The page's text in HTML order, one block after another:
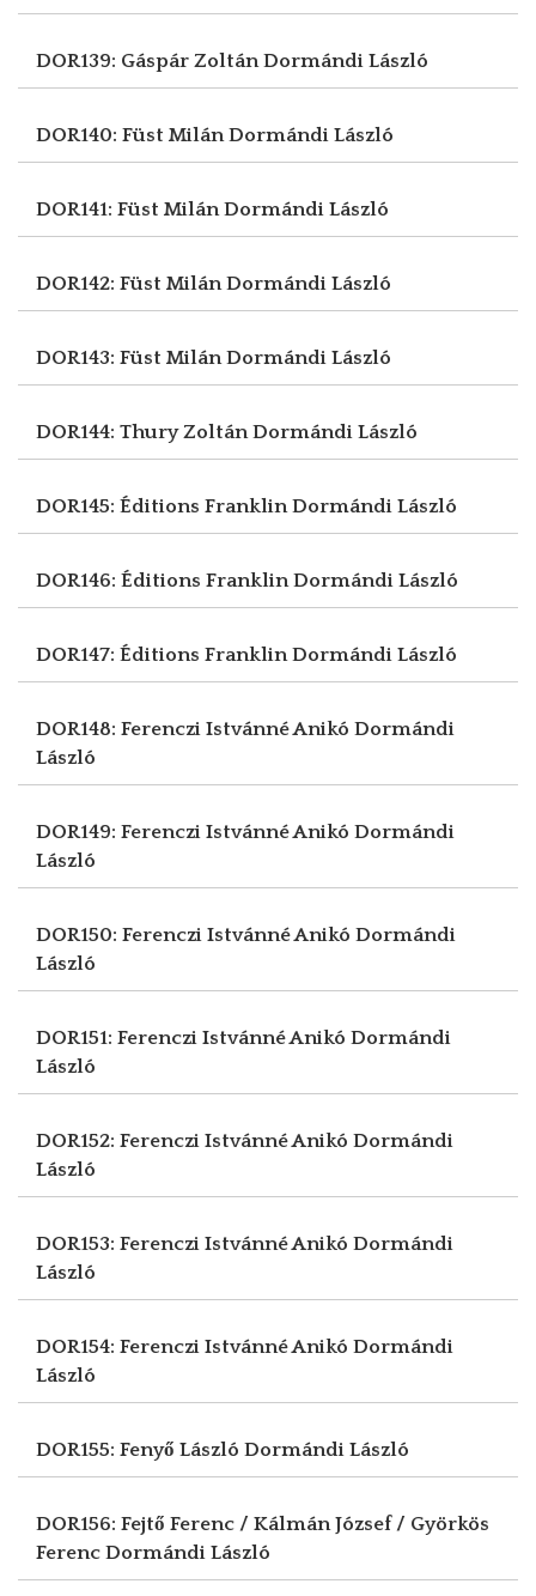
DOR139: Gáspár ZoltánDormándi László
DOR140: Füst MilánDormándi László
DOR141: Füst MilánDormándi László
DOR142: Füst MilánDormándi László
DOR143: Füst MilánDormándi László
DOR144: Thury ZoltánDormándi László
DOR145: Éditions FranklinDormándi László
DOR146: Éditions FranklinDormándi László
DOR147: Éditions FranklinDormándi László
DOR148: Ferenczi Istvánné Anikó Dormándi
László
DOR149: Ferenczi Istvánné Anikó Dormándi
László
DOR150: Ferenczi Istvánné Anikó Dormándi
László
DOR151: Ferenczi Istvánné Anikó Dormándi
László
DOR152: Ferenczi Istvánné Anikó Dormándi
László
DOR153: Ferenczi Istvánné Anikó Dormándi
László
DOR154: Ferenczi Istvánné Anikó Dormándi
László
DOR155: Fenyő László Dormándi László
DOR156: Fejtő Ferenc / Kálmán József / Györkös
Ferenc Dormándi László